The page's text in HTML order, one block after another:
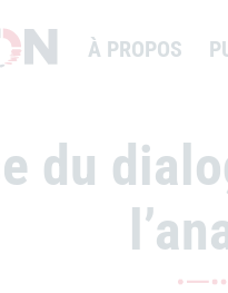
À PROPOS
du